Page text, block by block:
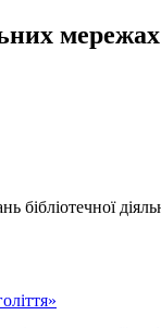
бібліотечної